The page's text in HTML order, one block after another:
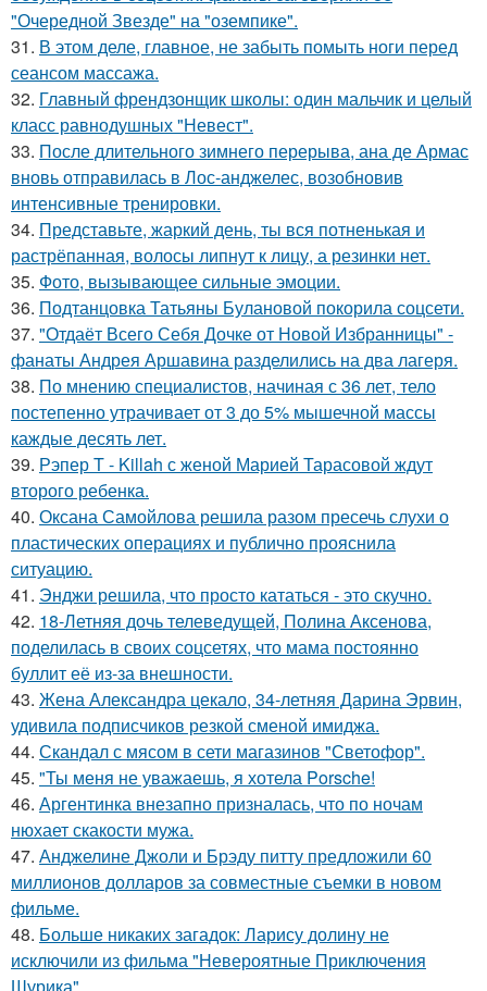
"Очередной Звезде" на "оземпике".
31. В этом деле, главное, не забыть помыть ноги перед
сеансом массажа.
32. Главный френдзонщик школы: один мальчик и целый
класс равнодушных "Невест".
33. После длительного зимнего перерыва, ана де Армас
вновь отправилась в Лос-анджелес, возобновив
интенсивные тренировки.
34. Представьте, жаркий день, ты вся потненькая и
растрёпанная, волосы липнут к лицу, а резинки нет.
35. Фото, вызывающее сильные эмоции.
36. Подтанцовка Татьяны Булановой покорила соцсети.
37. "Отдаёт Всего Себя Дочке от Новой Избранницы" -
фанаты Андрея Аршавина разделились на два лагеря.
38. По мнению специалистов, начиная с 36 лет, тело
постепенно утрачивает от 3 до 5% мышечной массы
каждые десять лет.
39. Рэпер T - Killah с женой Марией Тарасовой ждут
второго ребенка.
40. Оксана Самойлова решила разом пресечь слухи о
пластических операциях и публично прояснила
ситуацию.
41. Энджи решила, что просто кататься - это скучно.
42. 18-Летняя дочь телеведущей, Полина Аксенова,
поделилась в своих соцсетях, что мама постоянно
буллит её из-за внешности.
43. Жена Александра цекало, 34-летняя Дарина Эрвин,
удивила подписчиков резкой сменой имиджа.
44. Скандал с мясом в сети магазинов "Светофор".
45. "Ты меня не уважаешь, я хотела Porsche!
46. Аргентинка внезапно призналась, что по ночам
нюхает скакости мужа.
47. Анджелине Джоли и Брэду питту предложили 60
миллионов долларов за совместные съемки в новом
фильме.
48. Больше никаких загадок: Ларису долину не
исключили из фильма "Невероятные Приключения